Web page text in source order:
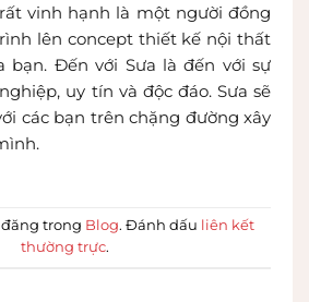
rất vinh hạnh là một người đồng
lên concept thiết kế nội thất
bạn. Đến với Sưa là đến với sự
uy tín và độc đáo. Sưa sẽ
các bạn trên chặng đường xây
trong Blog. Đánh dấu liên kết
thường trực.